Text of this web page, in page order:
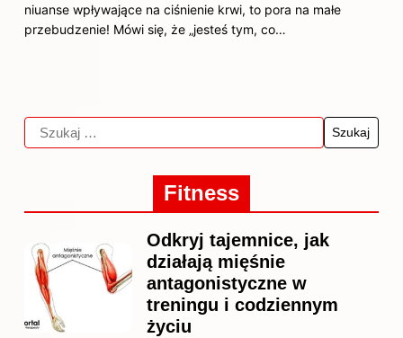
niuanse wpływające na ciśnienie krwi, to pora na małe
przebudzenie! Mówi się, że „jesteś tym, co…
Fitness
Odkryj tajemnice, jak
działają mięśnie
antagonistyczne w
treningu i codziennym
życiu